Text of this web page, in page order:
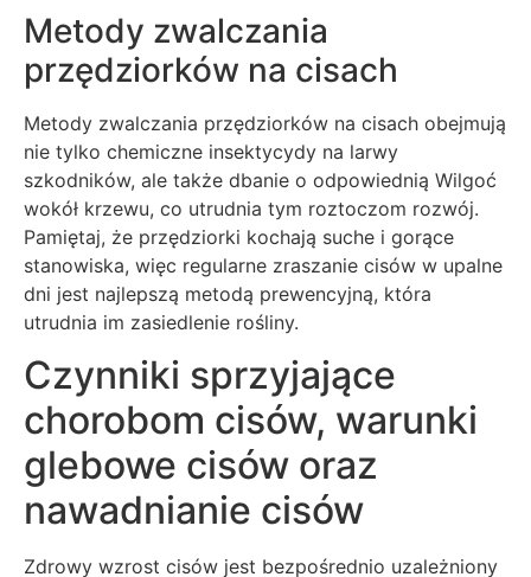
Metody zwalczania
przędziorków na cisach
Metody zwalczania przędziorków na cisach obejmują
nie tylko chemiczne insektycydy na larwy
szkodników, ale także dbanie o odpowiednią Wilgoć
wokół krzewu, co utrudnia tym roztoczom rozwój.
Pamiętaj, że przędziorki kochają suche i gorące
stanowiska, więc regularne zraszanie cisów w upalne
dni jest najlepszą metodą prewencyjną, która
utrudnia im zasiedlenie rośliny.
Czynniki sprzyjające
chorobom cisów, warunki
glebowe cisów oraz
nawadnianie cisów
Zdrowy wzrost cisów jest bezpośrednio uzależniony